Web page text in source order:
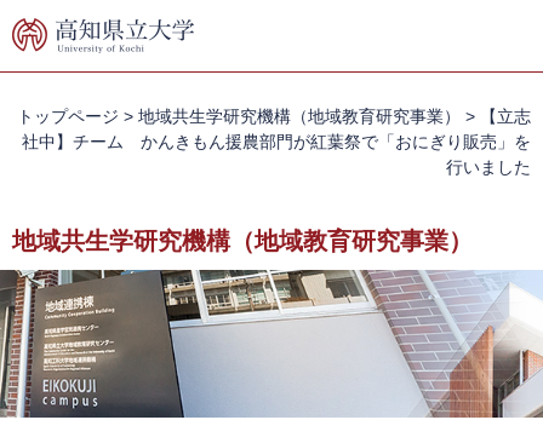
ー
ニ
本
文
へ
トップページ > 地域共生学研究機構（地域教育研究事業） >
【立志
社中】チーム かんきもん援農部門が紅葉祭で「おにぎり販売」を
行いました
地域共生学研究機構（地域教育研究事業）